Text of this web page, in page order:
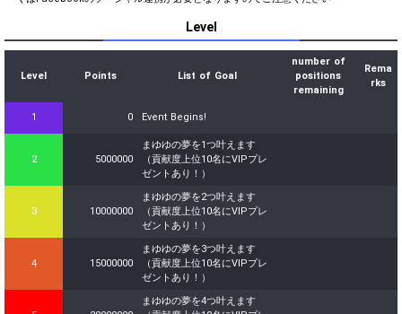
Level
Level Points List of Goal
number of
positions
remaining
Rema
rks
1 0 Event Begins!
2 5000000
まゆゆの夢を1つ叶えます
（貢献度上位10名にVIPプレ
ゼントあり！）
3 10000000
まゆゆの夢を2つ叶えます
（貢献度上位10名にVIPプレ
ゼントあり！）
4 15000000
まゆゆの夢を3つ叶えます
（貢献度上位10名にVIPプレ
ゼントあり！）
まゆゆの夢を4つ叶えます